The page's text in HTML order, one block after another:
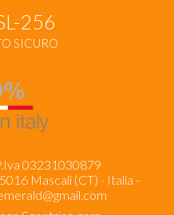
256
SICURO
03231030879
Mascali (CT) - Italia -